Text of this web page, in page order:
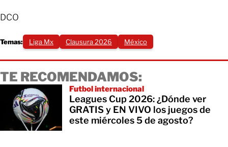
DCO
Temas: Liga Mx Clausura 2026 México
TE RECOMENDAMOS:
Futbol internacional
Leagues Cup 2026: ¿Dónde ver
GRATIS y EN VIVO los juegos de
este miércoles 5 de agosto?